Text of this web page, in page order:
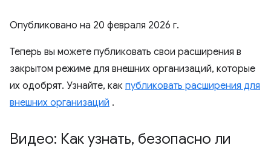
Опубликовано на 20 февраля 2026 г.
Теперь вы можете публиковать свои расширения в
закрытом режиме для внешних организаций, которые
их одобрят. Узнайте, как публиковать расширения для
внешних организаций .
Видео: Как узнать, безопасно ли